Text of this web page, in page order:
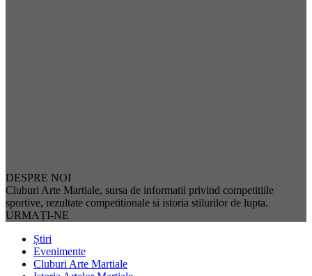
DESPRE NOI
Cluburi Arte Martiale, sursa de informatii privind competitiile
sportive, rezultate competitionale si istoria stilurilor de lupta.
URMAȚI-NE
Știri
Evenimente
Cluburi Arte Martiale